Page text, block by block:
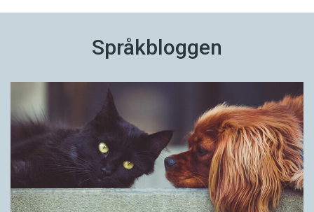
Språkbloggen